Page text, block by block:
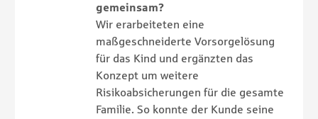
gemeinsam?
Wir erarbeiteten eine
maßgeschneiderte Vorsorgelösung
für das Kind und ergänzten das
Konzept um weitere
Risikoabsicherungen für die gesamte
Familie. So konnte der Kunde seine